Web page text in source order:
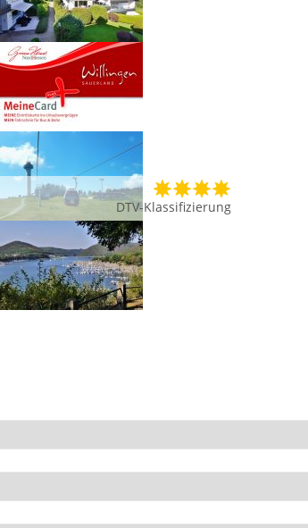
DTV-Klassifizierung